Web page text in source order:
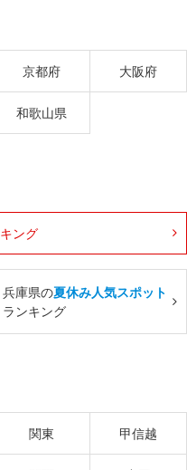
京都府 大阪府
和歌山県
ング
兵庫県の夏休み人気スポット
ランキング
関東 甲信越